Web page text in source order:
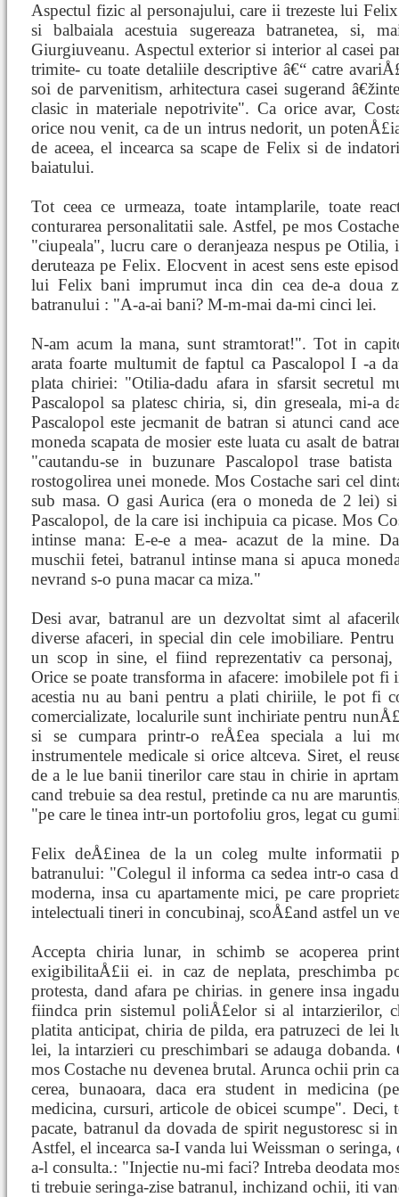
Aspectul fizic al personajului, care ii trezeste lui
si balbaiala acestuia sugereaza batranetea, si,
Giurgiuveanu. Aspectul exterior si interior al casei
trimite- cu toate detaliile descriptive â€“ catre
soi de parvenitism, arhitectura casei sugerand
clasic in materiale nepotrivite". Ca orice avar,
orice nou venit, ca de un intrus nedorit, un
de aceea, el incearca sa scape de Felix si de
baiatului.
Tot ceea ce urmeaza, toate intamplarile, toate
conturarea personalitatii sale. Astfel, pe mos
"ciupeala", lucru care o deranjeaza nespus pe
deruteaza pe Felix. Elocvent in acest sens este
lui Felix bani imprumut inca din cea de-a doua
batranului : "A-a-ai bani? M-m-mai da-mi cinci lei.
N-am acum la mana, sunt stramtorat!". Tot in
arata foarte multumit de faptul ca Pascalopol I -a
plata chiriei: "Otilia-dadu afara in sfarsit secretul
Pascalopol sa platesc chiria, si, din greseala, mi-a
Pascalopol este jecmanit de batran si atunci cand
moneda scapata de mosier este luata cu asalt de
"cautandu-se in buzunare Pascalopol trase
rostogolirea unei monede. Mos Costache sari cel
sub masa. O gasi Aurica (era o moneda de 2 lei)
Pascalopol, de la care isi inchipuia ca picase. Mos
intinse mana: E-e-e a mea- acazut de la mine.
muschii fetei, batranul intinse mana si apuca
nevrand s-o puna macar ca miza."
Desi avar, batranul are un dezvoltat simt al
diverse afaceri, in special din cele imobiliare.
un scop in sine, el fiind reprezentativ ca
Orice se poate transforma in afacere: imobilele pot
acestia nu au bani pentru a plati chiriile, le pot fi
comercializate, localurile sunt inchiriate pentru
si se cumpara printr-o reÅ£ea speciala a lui
instrumentele medicale si orice altceva. Siret, el
de a le lue banii tinerilor care stau in chirie in
cand trebuie sa dea restul, pretinde ca nu are
"pe care le tinea intr-un portofoliu gros, legat cu
Felix deÅ£inea de la un coleg multe informatii
batranului: "Colegul il informa ca sedea intr-o casa
moderna, insa cu apartamente mici, pe care
intelectuali tineri in concubinaj, scoÅ£and astfel un
Accepta chiria lunar, in schimb se acoperea
exigibilitaÅ£ii ei. in caz de neplata, preschimba
protesta, dand afara pe chirias. in genere insa
fiindca prin sistemul poliÅ£elor si al intarzierilor,
platita anticipat, chiria de pilda, era patruzeci de lei
lei, la intarzieri cu preschimbari se adauga
mos Costache nu devenea brutal. Arunca ochii prin
cerea, bunaoara, daca era student in medicina
medicina, cursuri, articole de obicei scumpe".
pacate, batranul da dovada de spirit negustoresc si
Astfel, el incearca sa-I vanda lui Weissman o seringa,
a-l consulta.: "Injectie nu-mi faci? Intreba deodata
ti trebuie seringa-zise batranul, inchizand ochii, iti